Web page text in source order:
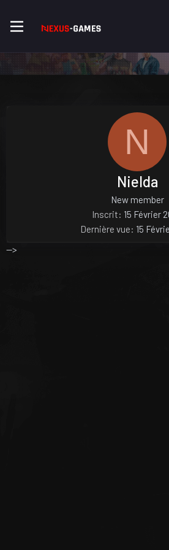
N
Nielda
New member
Inscrit
15 Février
Dernière vue
15
-->